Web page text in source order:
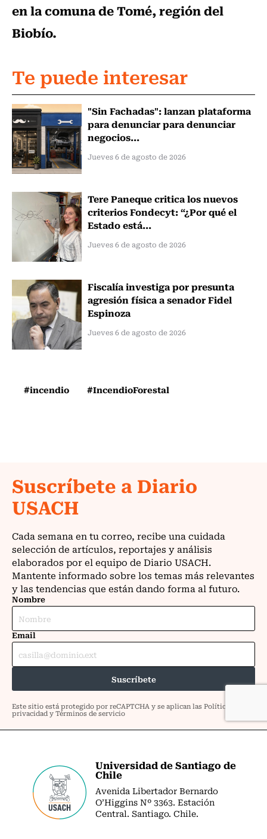
en la comuna de Tomé, región del
Biobío.
Te puede interesar
"Sin Fachadas": lanzan plataforma
para denunciar para denunciar
negocios...
Jueves 6 de agosto de 2026
Tere Paneque critica los nuevos
criterios Fondecyt: “¿Por qué el
Estado está...
Jueves 6 de agosto de 2026
Fiscalía investiga por presunta
agresión física a senador Fidel
Espinoza
Jueves 6 de agosto de 2026
#incendio #IncendioForestal
Universidad de Santiago de
Chile
Avenida Libertador Bernardo
O’Higgins Nº 3363. Estación
Central. Santiago. Chile.